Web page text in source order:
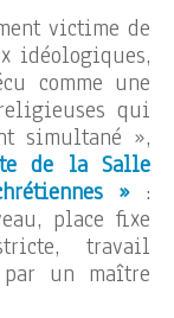
victime de
idéologiques,
comme une
qui
simultané »,
de la Salle
»:
place fixe
travail
un maître